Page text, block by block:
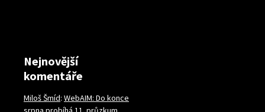
Nejnovější
komentáře
Miloš Šmíd: WebAIM: Do konce